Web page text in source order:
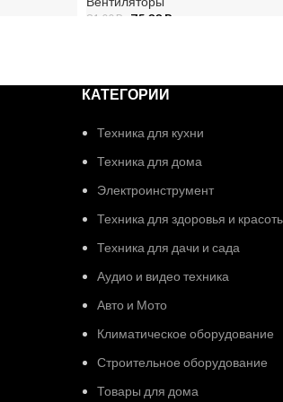
81,00 Br 75,00 Br
КАТЕГОРИИ
Техника для кухни
Техника для дома
Электроинструмент
Техника для здоровья и
Техника для дачи и сада
Аудио и видео техника
Авто и Мото
Климатическое оборудование
Строительное оборудование
Товары для дома